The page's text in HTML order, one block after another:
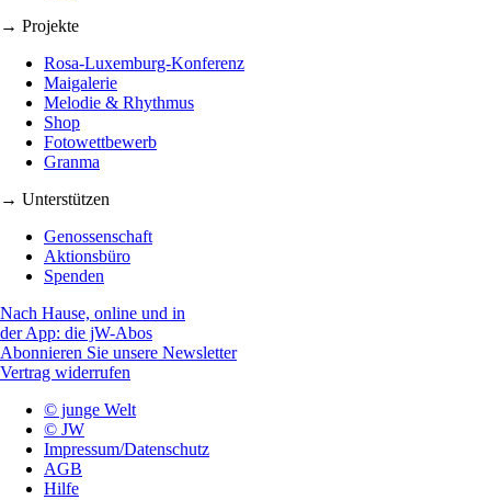
→ Projekte
Rosa-Luxemburg-Konferenz
Maigalerie
Melodie & Rhythmus
Shop
Fotowettbewerb
Granma
→ Unterstützen
Genossenschaft
Aktionsbüro
Spenden
Nach Hause, online und in
der App: die jW-Abos
Abonnieren Sie unsere Newsletter
Vertrag widerrufen
© junge Welt
© JW
Impressum/Datenschutz
AGB
Hilfe